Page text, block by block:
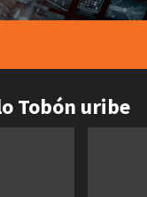
Tobón uribe